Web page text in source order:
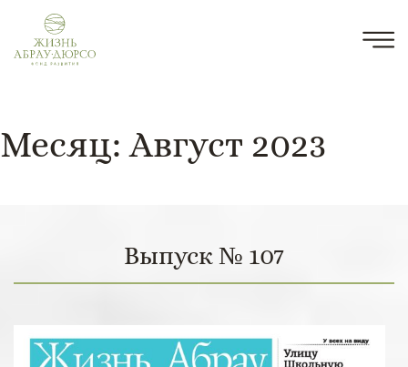
Месяц:Август 2023
Выпуск № 107